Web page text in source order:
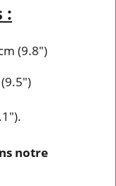
:
(9.8")
notre